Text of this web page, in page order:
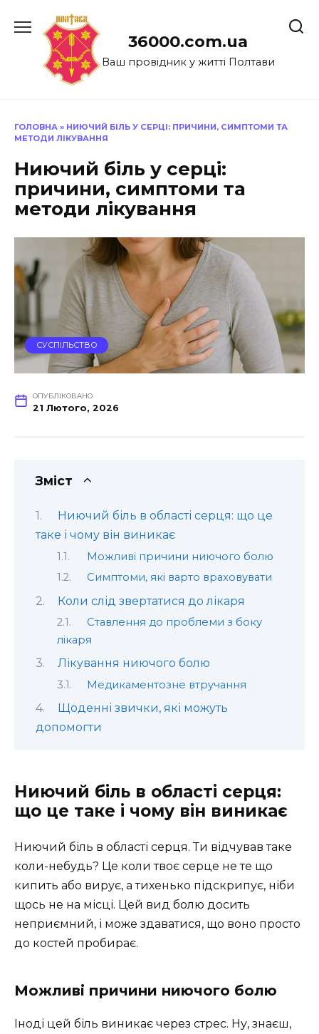
до
36000.com.ua
Ваш провідник у житті Полтави
ГОЛОВНА » НИЮЧИЙ БІЛЬ У СЕРЦІ: ПРИЧИНИ, СИМПТОМИ ТА
МЕТОДИ ЛІКУВАННЯ
Ниючий біль у серці:
причини, симптоми та
методи лікування
СУСПІЛЬСТВО
ОПУБЛІКОВАНО
21 Лютого, 2026
Зміст
Ниючий біль в області серця: що це
таке і чому він виникає
Можливі причини ниючого болю
Симптоми, які варто враховувати
Коли слід звертатися до лікаря
Ставлення до проблеми з боку
лікаря
Лікування ниючого болю
Медикаментозне втручання
Щоденні звички, які можуть
допомогти
Ниючий біль в області серця:
що це таке і чому він виникає
Ниючий біль в області серця. Ти відчував таке
коли-небудь? Це коли твоє серце не те що
кипить або вирує, а тихенько підскрипує, ніби
щось не на місці. Цей вид болю досить
неприємний, і може здаватися, що воно просто
до костей пробирає.
Можливі причини ниючого болю
Іноді цей біль виникає через стрес. Ну, знаєш,